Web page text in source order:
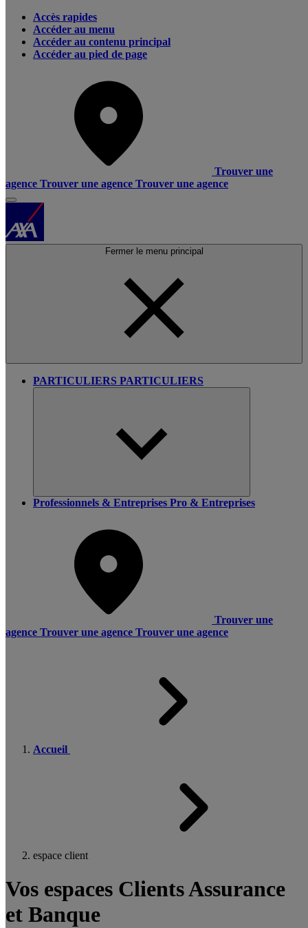
Accès rapides
Accéder au menu
Accéder au contenu principal
Accéder au pied de page
Trouver une
agence Trouver une agence Trouver une agence
Fermer le menu principal
PARTICULIERS PARTICULIERS
Professionnels & Entreprises Pro & Entreprises
Trouver une
agence Trouver une agence Trouver une agence
Accueil
espace client
Vos espaces Clients Assurance
et Banque